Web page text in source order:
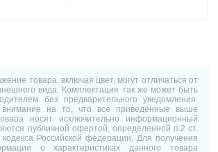
товара, включая цвет, могут отличаться от
вида. Комплектация так же может быть
без предварительного уведомления.
на то, что все приведённые выше
носят исключительно информационный
публичной офертой, определенной п.2 ст.
кодекса Российской федерации. Для получения
о характеристиках данного товара